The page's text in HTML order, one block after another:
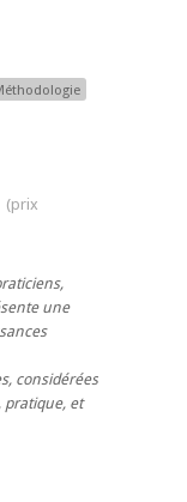
une
considérées
pratique, et